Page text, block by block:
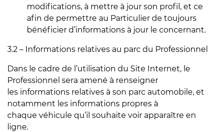
modifications, à mettre à jour son profil, et ce
afin de permettre au Particulier de toujours
bénéficier d’informations à jour le concernant.
3.2 – Informations relatives au parc du Professionnel
Dans le cadre de l’utilisation du Site Internet, le
Professionnel sera amené à renseigner
les informations relatives à son parc automobile, et
notamment les informations propres à
chaque véhicule qu’il souhaite voir apparaître en
ligne.